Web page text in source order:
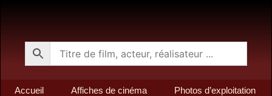
Accueil Affiches de cinéma Photos d’exploitation